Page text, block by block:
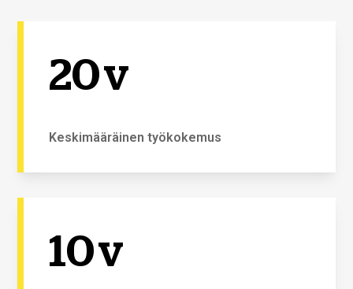
20v
Keskimääräinen työkokemus
10v